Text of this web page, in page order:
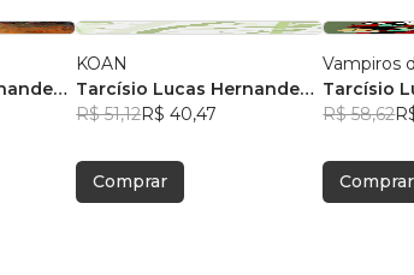
KOAN
Tarcísio Lucas Hernandes
Pereira
R$ 51,12R$ 40,47
Comprar
Vampiros
Tarcísio
Pereira
R$ 58,62
Comprar